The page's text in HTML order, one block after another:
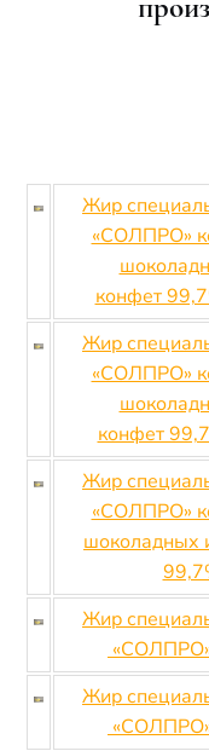
Жир
«СОЛПРО»
конфет
Жир
«СОЛПРО»
конфет
Жир
«СОЛПРО»
шоколадных
Жир
Жир